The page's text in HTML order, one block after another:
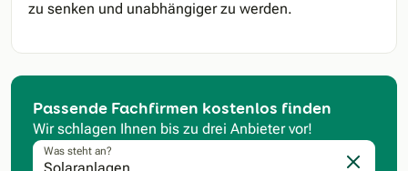
zu senken und unabhängiger zu werden.
Passende Fachfirmen kostenlos finden
Wir schlagen Ihnen bis zu drei Anbieter vor!
Was steht an?
Eingabe